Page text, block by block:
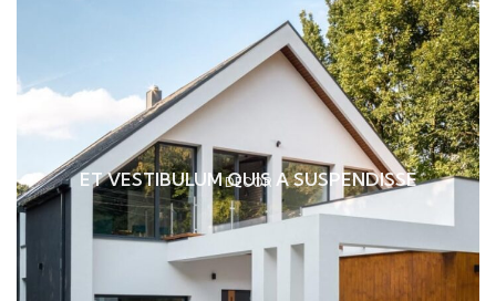
DECOR
ET VESTIBULUM QUIS A SUSPENDISSE